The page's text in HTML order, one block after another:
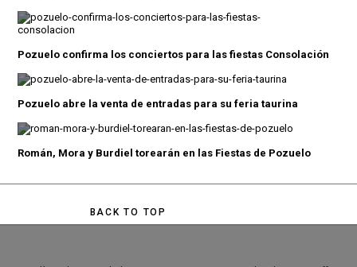
Pozuelo confirma los conciertos para las fiestas Consolación
Pozuelo abre la venta de entradas para su feria taurina
Román, Mora y Burdiel torearán en las Fiestas de Pozuelo
BACK TO TOP